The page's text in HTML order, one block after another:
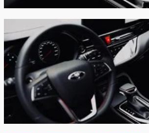
Система контроля давления в
Aнтиблокировочная система
распределения тормозного
Система курсовой
Антипробуксовочная система
Ассистент экстренного
Система помощи при старте
Предупреждение о